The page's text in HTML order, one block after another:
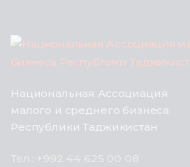
Национальная Ассоциация
малого и среднего бизнеса
Республики Таджикистан